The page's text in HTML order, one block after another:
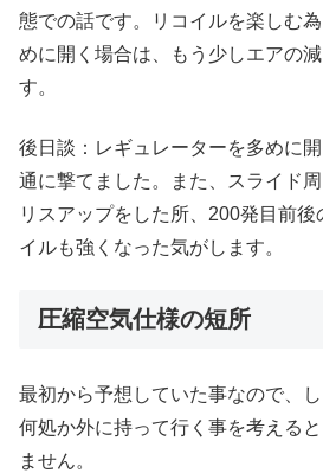
態での話です。リコイルを楽しむ
めに開く場合は、もう少しエアの
す。
後日談：レギュレーターを多めに
通に撃てました。また、スライド
リスアップをした所、200発目前後
イルも強くなった気がします。
圧縮空気仕様の短所
最初から予想していた事なので、
何処か外に持って行く事を考える
ません。